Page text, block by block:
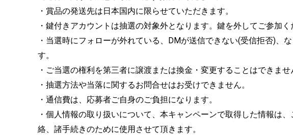
・賞品の発送先は日本国内に限らせていただきます。
・鍵付きアカウントは抽選の対象外となります。鍵を外してご参加く
・当選時にフォローが外れている、DMが送信できない(受信拒否)、
す。
・ご当選の権利を第三者に譲渡または換金・変更することはできませ
・抽選方法や当落に関するお問合せはお受けできません。
・通信費は、応募者ご自身のご負担になります。
・個人情報の取り扱いについて、本キャンペーンで取得した情報は
絡、諸手続きのために使用させて頂きます。